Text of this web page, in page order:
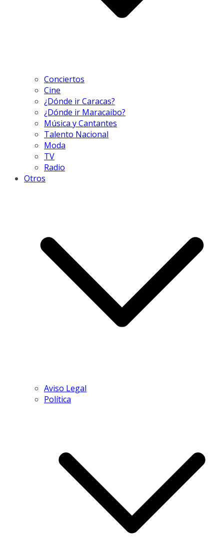
Conciertos
Cine
¿Dónde ir Caracas?
¿Dónde ir Maracaibo?
Música y Cantantes
Talento Nacional
Moda
TV
Radio
Otros
Aviso Legal
Política